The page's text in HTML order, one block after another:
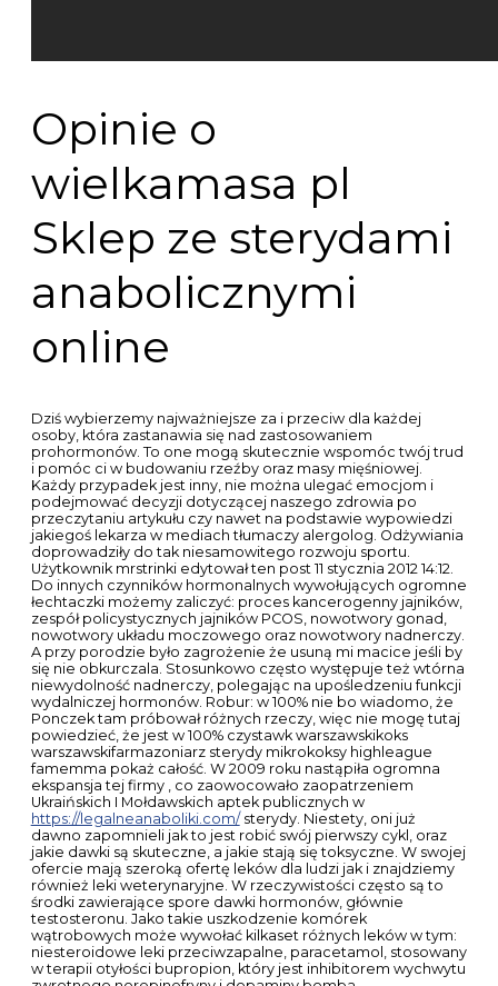
Opinie o
wielkamasa pl
Sklep ze sterydami
anabolicznymi
online
Dziś wybierzemy najważniejsze za i przeciw dla każdej
osoby, która zastanawia się nad zastosowaniem
prohormonów. To one mogą skutecznie wspomóc twój trud
i pomóc ci w budowaniu rzeźby oraz masy mięśniowej.
Każdy przypadek jest inny, nie można ulegać emocjom i
podejmować decyzji dotyczącej naszego zdrowia po
przeczytaniu artykułu czy nawet na podstawie wypowiedzi
jakiegoś lekarza w mediach tłumaczy alergolog. Odżywiania
doprowadziły do tak niesamowitego rozwoju sportu.
Użytkownik mrstrinki edytował ten post 11 stycznia 2012 14:12.
Do innych czynników hormonalnych wywołujących ogromne
łechtaczki możemy zaliczyć: proces kancerogenny jajników,
zespół policystycznych jajników PCOS, nowotwory gonad,
nowotwory układu moczowego oraz nowotwory nadnerczy.
A przy porodzie było zagrożenie że usuną mi macice jeśli by
się nie obkurczala. Stosunkowo często występuje też wtórna
niewydolność nadnerczy, polegając na upośledzeniu funkcji
wydalniczej hormonów. Robur: w 100% nie bo wiadomo, że
Ponczek tam próbował różnych rzeczy, więc nie mogę tutaj
powiedzieć, że jest w 100% czystawk warszawskikoks
warszawskifarmazoniarz sterydy mikrokoksy highleague
famemma pokaż całość. W 2009 roku nastąpiła ogromna
ekspansja tej firmy , co zaowocowało zaopatrzeniem
Ukraińskich I Mołdawskich aptek publicznych w
https://legalneanaboliki.com/sterydy. Niestety, oni już
dawno zapomnieli jak to jest robić swój pierwszy cykl, oraz
jakie dawki są skuteczne, a jakie stają się toksyczne. W swojej
ofercie mają szeroką ofertę leków dla ludzi jak i znajdziemy
również leki weterynaryjne. W rzeczywistości często są to
środki zawierające spore dawki hormonów, głównie
testosteronu. Jako takie uszkodzenie komórek
wątrobowych może wywołać kilkaset różnych leków w tym:
niesteroidowe leki przeciwzapalne, paracetamol, stosowany
w terapii otyłości bupropion, który jest inhibitorem wychwytu